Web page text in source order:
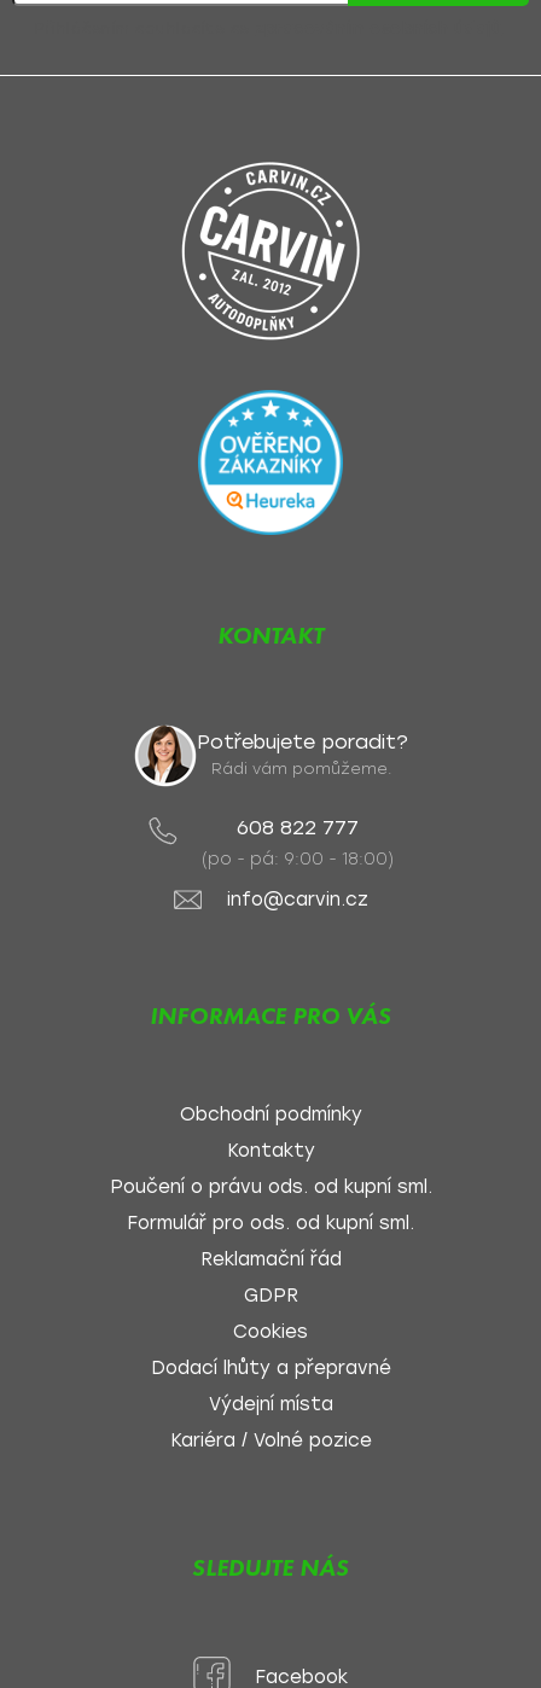
KONTAKT
Potřebujete poradit?
Rádi vám pomůžeme.
608 822 777
(po - pá: 9:00 - 18:00)
info@carvin.cz
INFORMACE PRO VÁS
Obchodní podmínky
Kontakty
Poučení o právu ods. od kupní sml.
Formulář pro ods. od kupní sml.
Reklamační řád
GDPR
Cookies
Dodací lhůty a přepravné
Výdejní místa
Kariéra / Volné pozice
SLEDUJTE NÁS
Facebook